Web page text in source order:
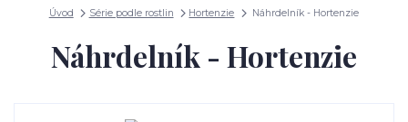
Úvod Série podle rostlin Hortenzie Náhrdelník - Hortenzie
Náhrdelník - Hortenzie